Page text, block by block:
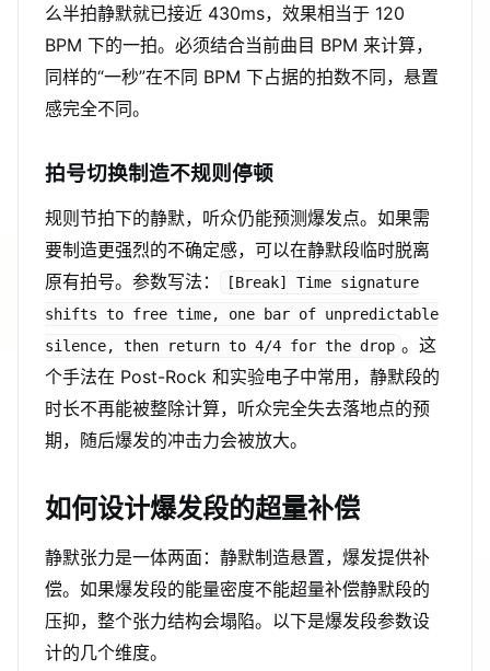
么半拍静默就已接近 430ms，效果相当于 120
BPM 下的一拍。必须结合当前曲目 BPM 来计算，
同样的“一秒”在不同 BPM 下占据的拍数不同，悬置
感完全不同。
拍号切换制造不规则停顿
规则节拍下的静默，听众仍能预测爆发点。如果需
要制造更强烈的不确定感，可以在静默段临时脱离
原有拍号。参数写法：
[Break] Time signature
shifts to free time, one bar of unpredictable
silence, then return to 4/4 for the drop 。这
个手法在 Post-Rock 和实验电子中常用，静默段的
时长不再能被整除计算，听众完全失去落地点的预
期，随后爆发的冲击力会被放大。
如何设计爆发段的超量补偿
静默张力是一体两面：静默制造悬置，爆发提供补
偿。如果爆发段的能量密度不能超量补偿静默段的
压抑，整个张力结构会塌陷。以下是爆发段参数设
计的几个维度。